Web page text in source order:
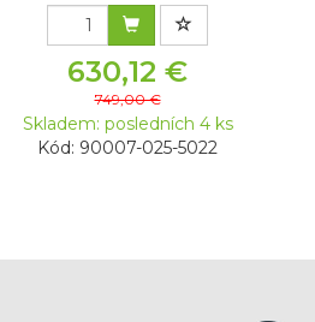
brodící ...
630,12 €
749,00 €
Skladem: posledních 4 ks
Kód: 90007-025-5022